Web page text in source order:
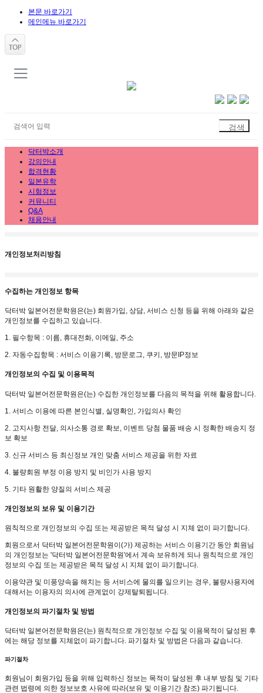
본문 바로가기
메인메뉴 바로가기
닥터박소개
강의안내
합격현황
일본유학
시험정보
커뮤니티
Q&A
채용안내
개인정보처리방침
수집하는 개인정보 항목
닥터박 일본어전문학원은(는) 회원가입, 상담, 서비스 신청 등을 위해 아래와 같은
개인정보를 수집하고 있습니다.
1. 필수항목 : 이름, 휴대전화, 이메일, 주소
2. 자동수집항목 : 서비스 이용기록, 방문로그, 쿠키, 방문IP정보
개인정보의 수집 및 이용목적
닥터박 일본어전문학원은(는) 수집한 개인정보를 다음의 목적을 위해 활용합니다.
1. 서비스 이용에 따른 본인식별, 실명확인, 가입의사 확인
2. 고지사항 전달, 의사소통 경로 확보, 이벤트 당첨 물품 배송 시 정확한 배송지 정
보 확보
3. 신규 서비스 등 최신정보 개인 맞춤 서비스 제공을 위한 자료
4. 불량회원 부정 이용 방지 및 비인가 사용 방지
5. 기타 원활한 양질의 서비스 제공
개인정보의 보유 및 이용기간
원칙적으로 개인정보의 수집 또는 제공받은 목적 달성 시 지체 없이 파기합니다.
회원으로서 닥터박 일본어전문학원이(가) 제공하는 서비스 이용기간 동안 회원님
의 개인정보는 '닥터박 일본어전문학원'에서 계속 보유하게 되나 원칙적으로 개인
정보의 수집 또는 제공받은 목적 달성 시 지체 없이 파기합니다.
이용약관 및 미풍양속을 해치는 등 서비스에 물의를 일으키는 경우, 불량사용자에
대해서는 이용자의 의사에 관계없이 강제탈퇴됩니다.
개인정보의 파기절차 및 방법
닥터박 일본어전문학원은(는) 원칙적으로 개인정보 수집 및 이용목적이 달성된 후
에는 해당 정보를 지체없이 파기합니다. 파기절차 및 방법은 다음과 같습니다.
파기절차
회원님이 회원가입 등을 위해 입력하신 정보는 목적이 달성된 후 내부 방침 및 기타
관련 법령에 의한 정보보호 사유에 따라(보유 및 이용기간 참조) 파기됩니다.